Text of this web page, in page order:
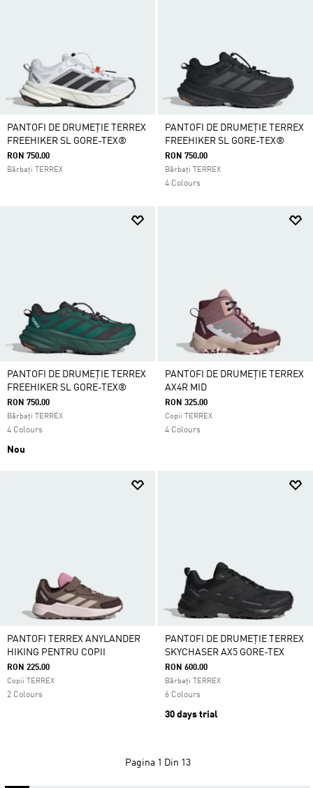
PANTOFI DE DRUMEȚIE TERREX
FREEHIKER SL GORE-TEX®
RON 750.00
Bărbați TERREX
PANTOFI DE DRUMEȚIE TERREX
FREEHIKER SL GORE-TEX®
RON 750.00
Bărbați TERREX
4 Colours
PANTOFI DE DRUMEȚIE TERREX
FREEHIKER SL GORE-TEX®
RON 750.00
Bărbați TERREX
4 Colours
Nou
PANTOFI DE DRUMEȚIE TERREX
AX4R MID
RON 325.00
Copii TERREX
4 Colours
PANTOFI TERREX ANYLANDER
HIKING PENTRU COPII
RON 225.00
Copii TERREX
2 Colours
PANTOFI DE DRUMEȚIE TERREX
SKYCHASER AX5 GORE-TEX
RON 600.00
Bărbați TERREX
6 Colours
30 days trial
Pagina 1 Din 13